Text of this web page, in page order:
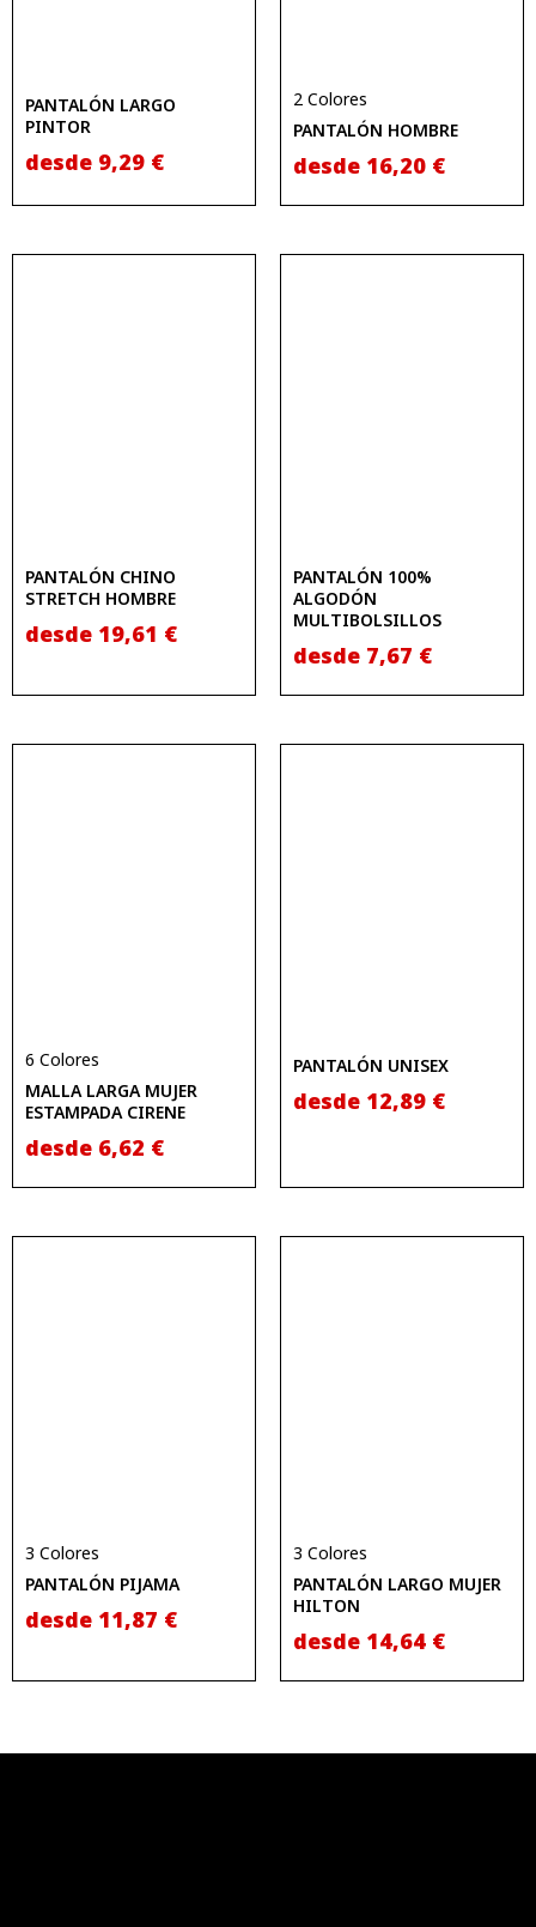
PANTALÓN LARGO
PINTOR
desde 9,29 €
2 Colores
PANTALÓN HOMBRE
desde 16,20 €
PANTALÓN CHINO
STRETCH HOMBRE
desde 19,61 €
PANTALÓN 100%
ALGODÓN
MULTIBOLSILLOS
desde 7,67 €
6 Colores
MALLA LARGA MUJER
ESTAMPADA CIRENE
desde 6,62 €
PANTALÓN UNISEX
desde 12,89 €
3 Colores
PANTALÓN PIJAMA
desde 11,87 €
3 Colores
PANTALÓN LARGO MUJER
HILTON
desde 14,64 €